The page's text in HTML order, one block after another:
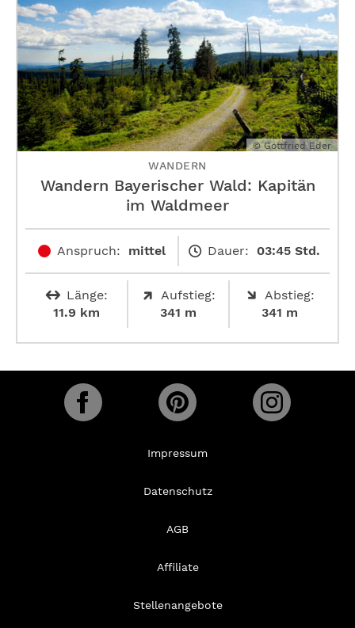
© Gottfried Eder
WANDERN
Wandern Bayerischer Wald: Kapitän
im Waldmeer
Anspruch: mittel Dauer: 03:45 Std.
Länge:
11.9 km
Aufstieg:
341 m
Abstieg:
341 m
Impressum
Datenschutz
AGB
Affiliate
Stellenangebote